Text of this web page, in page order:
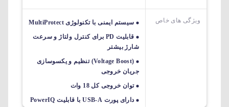
ویژگی های خاص
سیستم ایمنی با تکنولوژی MultiProtect
قابلیت PD برای کنترل ولتاژ و سرعت
شارژ بیشتر
(Voltage Boost) تنظیم و یکسوسازی
جریان خروجی
توان خروجی کل 18 وات
دارای پورت USB-A با قابلیت PowerIQ